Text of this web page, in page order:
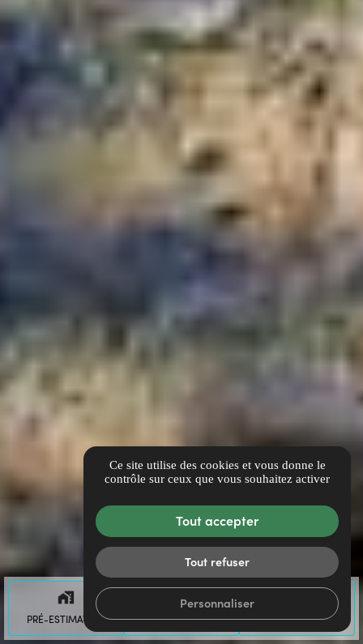
maps_home_work
PRÉ-ESTIMATION
mail
CONTACT TÉL.
Ce site utilise des cookies et vous donne le
contrôle sur ceux que vous souhaitez activer
Tout accepter
Tout refuser
Personnaliser